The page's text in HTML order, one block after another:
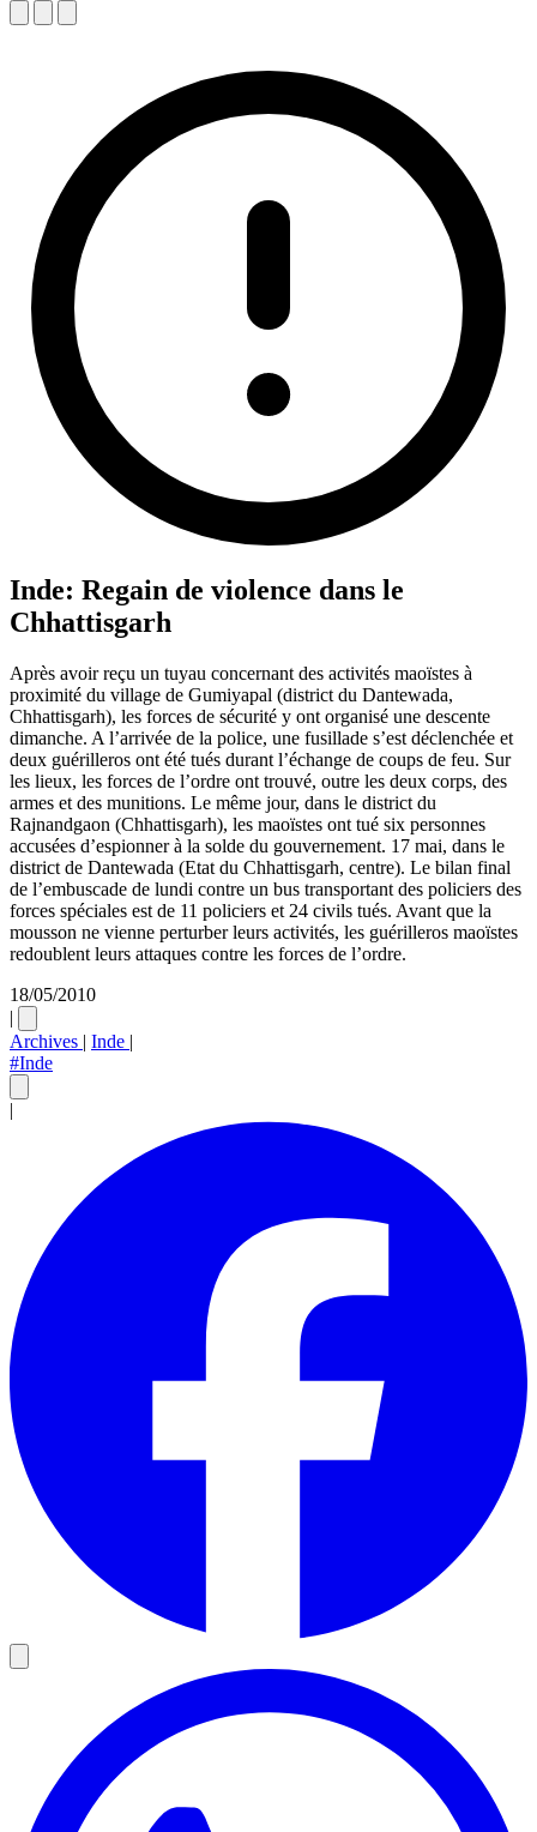
Inde: Regain de violence dans le
Chhattisgarh
Après avoir reçu un tuyau concernant des activités maoïstes à
proximité du village de Gumiyapal (district du Dantewada,
Chhattisgarh), les forces de sécurité y ont organisé une descente
dimanche. A l’arrivée de la police, une fusillade s’est déclenchée et
deux guérilleros ont été tués durant l’échange de coups de feu. Sur
les lieux, les forces de l’ordre ont trouvé, outre les deux corps, des
armes et des munitions. Le même jour, dans le district du
Rajnandgaon (Chhattisgarh), les maoïstes ont tué six personnes
accusées d’espionner à la solde du gouvernement. 17 mai, dans le
district de Dantewada (Etat du Chhattisgarh, centre). Le bilan final
de l’embuscade de lundi contre un bus transportant des policiers des
forces spéciales est de 11 policiers et 24 civils tués. Avant que la
mousson ne vienne perturber leurs activités, les guérilleros maoïstes
redoublent leurs attaques contre les forces de l’ordre.
18/05/2010
|
Archives | Inde |
#Inde
|